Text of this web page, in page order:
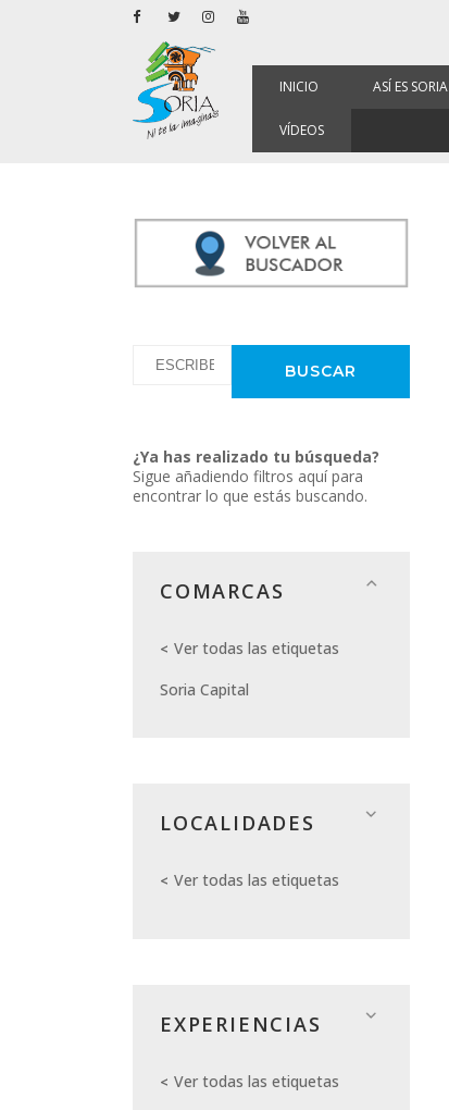
INICIO ASÍ ES SORIA
VÍDEOS
¿Ya has realizado tu búsqueda?
Sigue añadiendo filtros aquí para
encontrar lo que estás buscando.
COMARCAS
Ver todas las etiquetas
Soria Capital
LOCALIDADES
Ver todas las etiquetas
EXPERIENCIAS
Ver todas las etiquetas